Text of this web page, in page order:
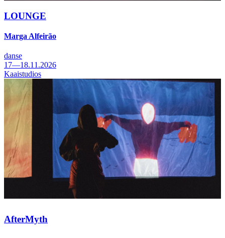
LOUNGE
Marga Alfeirão
danse
17—18.11.2026
Kaaistudios
AfterMyth